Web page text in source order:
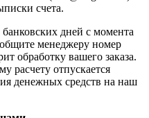
счета.
дней с момента
менеджеру номер
обработку вашего заказа.
расчету отпускается
денежных средств на наш